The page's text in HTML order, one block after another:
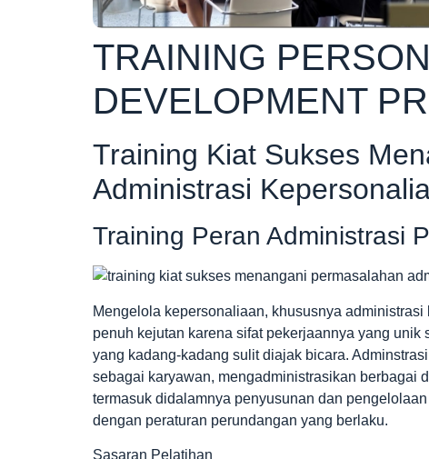
TRAINING
DEVELOPMENT
Training Kiat Sukses
Administrasi
Training Peran Administrasi
Mengelola kepersonaliaan, khususnya
penuh kejutan karena sifat pekerjaannya yang
yang kadang-kadang sulit diajak bicara.
sebagai karyawan, mengadministrasikan berbagai
termasuk didalamnya penyusunan dan
dengan peraturan perundangan yang berlaku.
Sasaran Pelatihan